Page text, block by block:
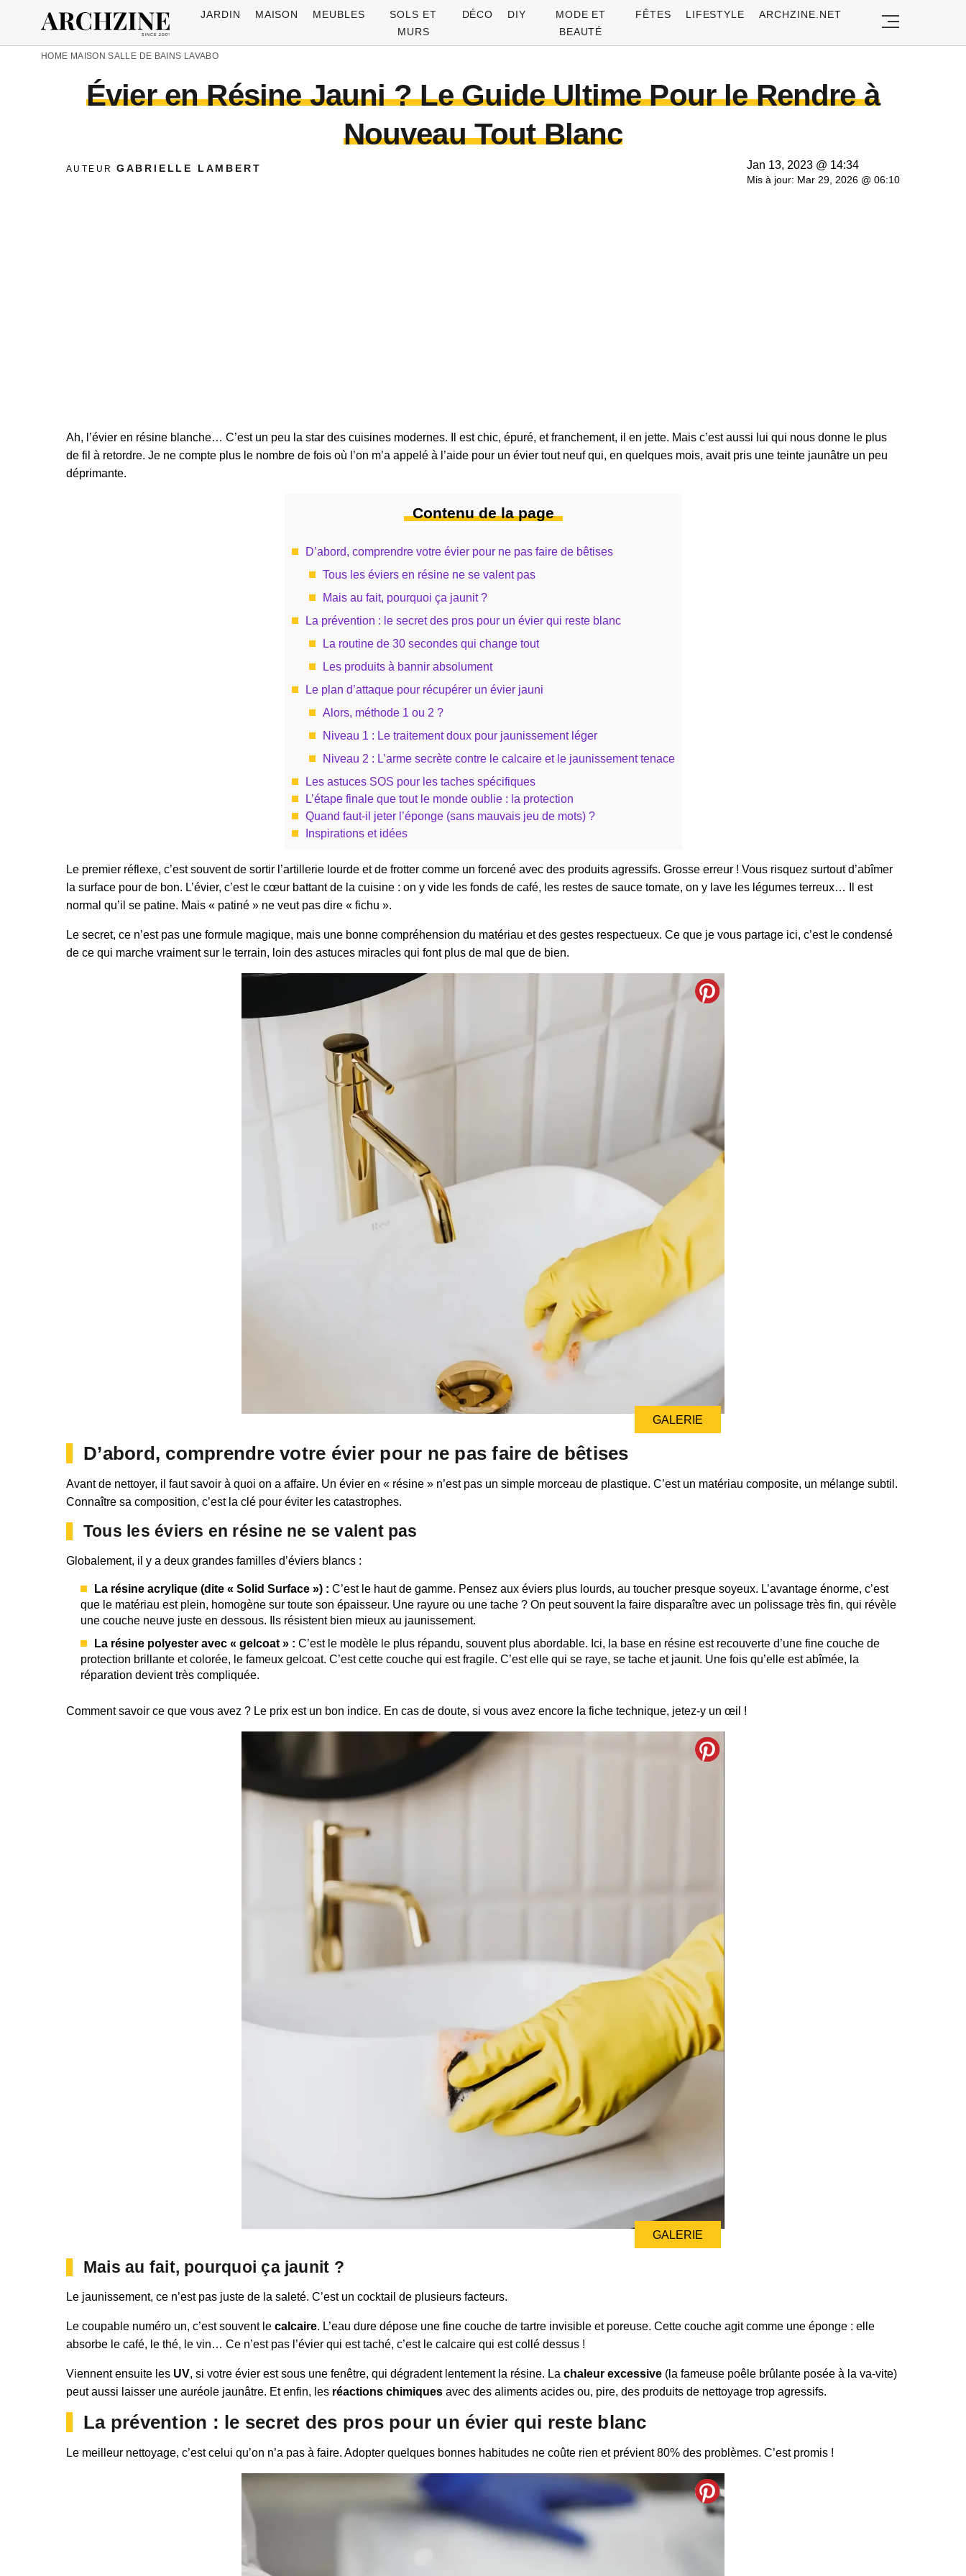
JARDIN MAISON MEUBLES
SOLS ET
MURS
DÉCO DIY
MODE ET
BEAUTÉ
FÊTES LIFESTYLE ARCHZINE.NET
HOME MAISON SALLE DE BAINS LAVABO
Évier en Résine Jauni ? Le Guide Ultime Pour le Rendre à
Nouveau Tout Blanc
AUTEUR GABRIELLE LAMBERT Jan 13, 2023 @ 14:34
Mis à jour: Mar 29, 2026 @ 06:10
Ah, l’évier en résine blanche… C’est un peu la star des cuisines modernes. Il est chic, épuré, et franchement, il en jette. Mais c’est aussi lui qui nous donne le plus
de fil à retordre. Je ne compte plus le nombre de fois où l’on m’a appelé à l’aide pour un évier tout neuf qui, en quelques mois, avait pris une teinte jaunâtre un peu
déprimante.
Contenu de la page
D’abord, comprendre votre évier pour ne pas faire de bêtises
Tous les éviers en résine ne se valent pas
Mais au fait, pourquoi ça jaunit ?
La prévention : le secret des pros pour un évier qui reste blanc
La routine de 30 secondes qui change tout
Les produits à bannir absolument
Le plan d’attaque pour récupérer un évier jauni
Alors, méthode 1 ou 2 ?
Niveau 1 : Le traitement doux pour jaunissement léger
Niveau 2 : L’arme secrète contre le calcaire et le jaunissement tenace
Les astuces SOS pour les taches spécifiques
L’étape finale que tout le monde oublie : la protection
Quand faut-il jeter l’éponge (sans mauvais jeu de mots) ?
Inspirations et idées
Le premier réflexe, c’est souvent de sortir l’artillerie lourde et de frotter comme un forcené avec des produits agressifs. Grosse erreur ! Vous risquez surtout d’abîmer
la surface pour de bon. L’évier, c’est le cœur battant de la cuisine : on y vide les fonds de café, les restes de sauce tomate, on y lave les légumes terreux… Il est
normal qu’il se patine. Mais « patiné » ne veut pas dire « fichu ».
Le secret, ce n’est pas une formule magique, mais une bonne compréhension du matériau et des gestes respectueux. Ce que je vous partage ici, c’est le condensé
de ce qui marche vraiment sur le terrain, loin des astuces miracles qui font plus de mal que de bien.
GALERIE
D’abord, comprendre votre évier pour ne pas faire de bêtises
Avant de nettoyer, il faut savoir à quoi on a affaire. Un évier en « résine » n’est pas un simple morceau de plastique. C’est un matériau composite, un mélange subtil.
Connaître sa composition, c’est la clé pour éviter les catastrophes.
Tous les éviers en résine ne se valent pas
Globalement, il y a deux grandes familles d’éviers blancs :
La résine acrylique (dite « Solid Surface ») : C’est le haut de gamme. Pensez aux éviers plus lourds, au toucher presque soyeux. L’avantage énorme, c’est
que le matériau est plein, homogène sur toute son épaisseur. Une rayure ou une tache ? On peut souvent la faire disparaître avec un polissage très fin, qui révèle
une couche neuve juste en dessous. Ils résistent bien mieux au jaunissement.
La résine polyester avec « gelcoat » : C’est le modèle le plus répandu, souvent plus abordable. Ici, la base en résine est recouverte d’une fine couche de
protection brillante et colorée, le fameux gelcoat. C’est cette couche qui est fragile. C’est elle qui se raye, se tache et jaunit. Une fois qu’elle est abîmée, la
réparation devient très compliquée.
Comment savoir ce que vous avez ? Le prix est un bon indice. En cas de doute, si vous avez encore la fiche technique, jetez-y un œil !
GALERIE
Mais au fait, pourquoi ça jaunit ?
Le jaunissement, ce n’est pas juste de la saleté. C’est un cocktail de plusieurs facteurs.
Le coupable numéro un, c’est souvent le calcaire. L’eau dure dépose une fine couche de tartre invisible et poreuse. Cette couche agit comme une éponge : elle
absorbe le café, le thé, le vin… Ce n’est pas l’évier qui est taché, c’est le calcaire qui est collé dessus !
Viennent ensuite les UV, si votre évier est sous une fenêtre, qui dégradent lentement la résine. La chaleur excessive (la fameuse poêle brûlante posée à la va-vite)
peut aussi laisser une auréole jaunâtre. Et enfin, les réactions chimiques avec des aliments acides ou, pire, des produits de nettoyage trop agressifs.
La prévention : le secret des pros pour un évier qui reste blanc
Le meilleur nettoyage, c’est celui qu’on n’a pas à faire. Adopter quelques bonnes habitudes ne coûte rien et prévient 80% des problèmes. C’est promis !